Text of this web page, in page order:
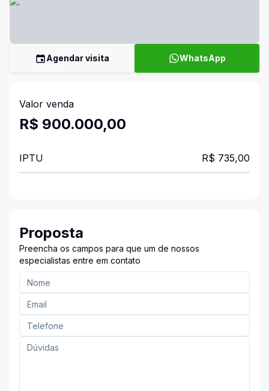
Agendar visita WhatsApp
Valor venda
R$ 900.000,00
IPTU R$ 735,00
Proposta
Preencha os campos para que um de nossos
especialistas entre em contato